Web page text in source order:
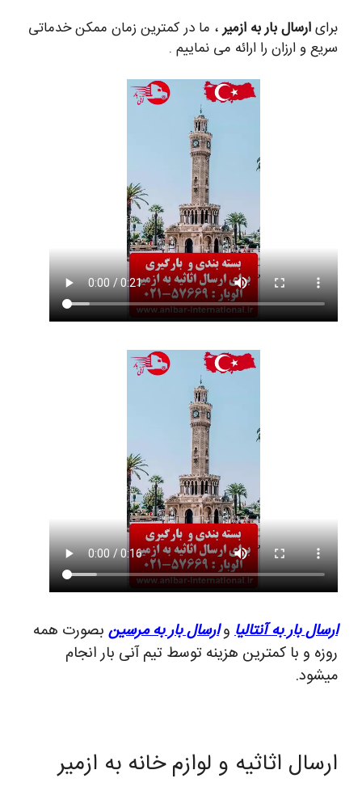
برایارسال بار به ازمیر ، ما در کمترین زمان ممکن خدماتی
سریع و ارزان را ارائه می نماییم .
ارسال بار به آنتالیا وارسال بار به مرسین بصورت همه
روزه و با کمترین هزینه توسط تیم آنی بار انجام
میشود.
ارسال اثاثیه و لوازم خانه به ازمیر